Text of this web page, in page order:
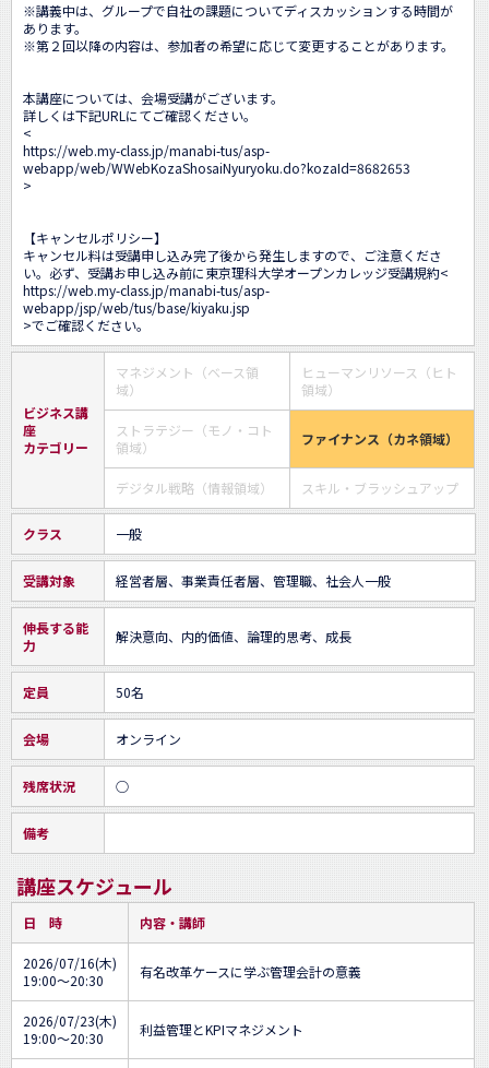
※講義中は、グループで自社の課題についてディスカッションする時間が
あります。
※第２回以降の内容は、参加者の希望に応じて変更することがあります。
本講座については、会場受講がございます。
詳しくは下記URLにてご確認ください。
<
https://web.my-class.jp/manabi-tus/asp-
webapp/web/WWebKozaShosaiNyuryoku.do?kozaId=8682653
>
【キャンセルポリシー】
キャンセル料は受講申し込み完了後から発生しますので、ご注意くださ
い。必ず、受講お申し込み前に東京理科大学オープンカレッジ受講規約<
https://web.my-class.jp/manabi-tus/asp-
webapp/jsp/web/tus/base/kiyaku.jsp
>でご確認ください。
ビジネス講
座
カテゴリー
マネジメント（ベース領
域）
ヒューマンリソース（ヒト
領域）
ストラテジー（モノ・コト
領域）
ファイナンス（カネ領域）
デジタル戦略（情報領域） スキル・ブラッシュアップ
クラス 一般
受講対象 経営者層、事業責任者層、管理職、社会人一般
伸長する能
力
解決意向、内的価値、論理的思考、成長
定員 50名
会場 オンライン
残席状況 ○
備考
講座スケジュール
日 時 内容・講師
2026/07/16(木)
19:00～20:30
有名改革ケースに学ぶ管理会計の意義
2026/07/23(木)
19:00～20:30
利益管理とKPIマネジメント